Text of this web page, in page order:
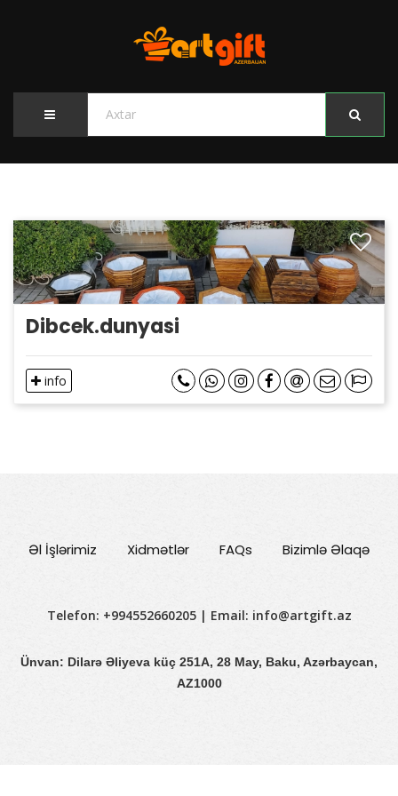
Dibcek.dunyasi
info
Əl İşlərimiz Xidmətlər FAQs Bizimlə Əlaqə
Telefon: +994552660205 | Email: info@artgift.az
Ünvan: Dilarə Əliyeva küç 251A, 28 May, Baku, Azərbaycan,
AZ1000